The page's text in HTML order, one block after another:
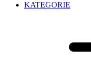
KATEGORIE